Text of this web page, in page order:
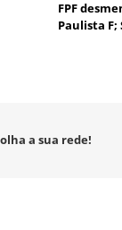
FPF
Paulista
a sua rede!